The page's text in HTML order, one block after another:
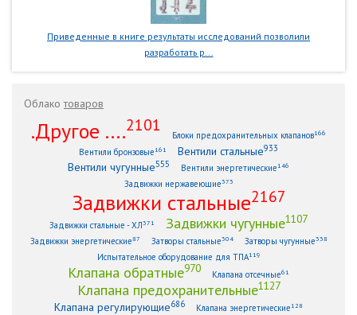
Приведенные в книге результаты исследований позволили
разработать р...
Облакотоваров
.Другое ....2101
Блоки предохранительных клапанов166
Вентили бронзовые161 Вентили стальные933
Вентили чугунные555 Вентили энергетические146
Задвижки нержавеющие373
Задвижки стальные2167
Задвижки стальные - ХЛ371 Задвижки чугунные1107
Задвижки энергетические87 Затворы стальные304 Затворы чугунные338
Испытательное оборудование для ТПА119
Клапана обратные970 Клапана отсечные61
Клапана предохранительные1127
Клапана регулирующие686 Клапана энергетические128